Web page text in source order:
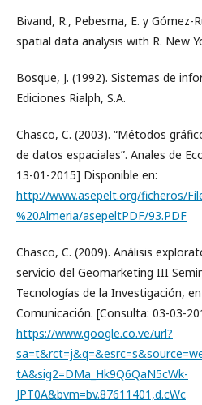
Bivand, R., Pebesma, E. y Gómez-
spatial data analysis with R. New
Bosque, J. (1992). Sistemas de
Ediciones Rialph, S.A.
Chasco, C. (2003). “Métodos
de datos espaciales”. Anales de
13-01-2015] Disponible en:
http://www.asepelt.org/ficheros/
%20Almeria/asepeltPDF/93.PDF
Chasco, C. (2009). Análisis
servicio del Geomarketing III
Tecnologías de la Investigación,
Comunicación. [Consulta: 03-03-
https://www.google.co.ve/url?
tA&sig2=DMa_Hk9Q6QaN5cWk-
JPT0A&bvm=bv.87611401,d.cWc